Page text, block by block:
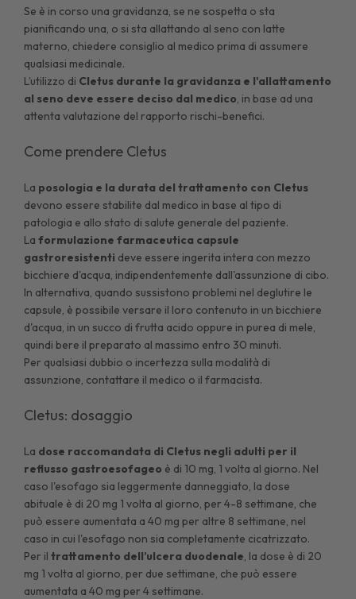
Se è in corso una gravidanza, se ne sospetta o sta
pianificando una, o si sta allattando al seno con latte
materno, chiedere consiglio al medico prima di assumere
qualsiasi medicinale.
L’utilizzo di Cletus durante la gravidanza e l'allattamento
al seno deve essere deciso dal medico, in base ad una
attenta valutazione del rapporto rischi-benefici.
Come prendere Cletus
La posologia e la durata del trattamento con Cletus
devono essere stabilite dal medico in base al tipo di
patologia e allo stato di salute generale del paziente.
Laformulazione farmaceutica capsule
gastroresistenti deve essere ingerita intera con mezzo
bicchiere d'acqua, indipendentemente dall'assunzione di cibo.
In alternativa, quando sussistono problemi nel deglutire le
capsule, è possibile versare il loro contenuto in un bicchiere
d'acqua, in un succo di frutta acido oppure in purea di mele,
quindi bere il preparato al massimo entro 30 minuti.
Per qualsiasi dubbio o incertezza sulla modalità di
assunzione, contattare il medico o il farmacista.
Cletus: dosaggio
La dose raccomandata di Cletus negli adulti per il
reflusso gastroesofageo è di 10 mg, 1 volta al giorno. Nel
caso l'esofago sia leggermente danneggiato, la dose
abituale è di 20 mg 1 volta al giorno, per 4-8 settimane, che
può essere aumentata a 40 mg per altre 8 settimane, nel
caso in cui l'esofago non sia completamente cicatrizzato.
Per iltrattamento dell’ulcera duodenale, la dose è di 20
mg 1 volta al giorno, per due settimane, che può essere
aumentata a 40 mg per 4 settimane.